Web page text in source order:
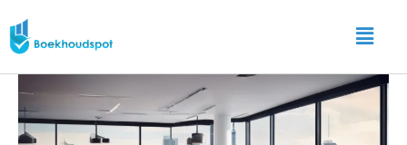
naar
de
Main
Menu